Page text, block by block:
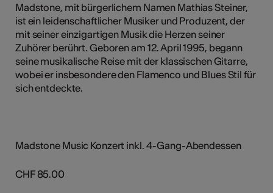
Madstone, mit bürgerlichem Namen Mathias Steiner,
ist ein leidenschaftlicher Musiker und Produzent, der
mit seiner einzigartigen Musik die Herzen seiner
Zuhörer berührt. Geboren am 12. April 1995, begann
seine musikalische Reise mit der klassischen Gitarre,
wobei er insbesondere den Flamenco und Blues Stil für
sich entdeckte.
Madstone Music Konzert inkl. 4-Gang-Abendessen
CHF 85.00